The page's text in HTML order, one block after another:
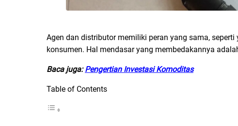
Agen dan distributor memiliki peran yang sama,
konsumen. Hal mendasar yang membedakannya
Baca juga:Pengertian Investasi Komoditas
Table of Contents